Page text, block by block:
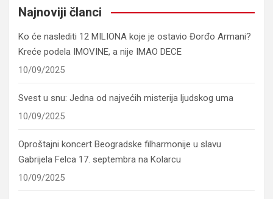
Najnoviji članci
Ko će naslediti 12 MILIONA koje je ostavio Đorđo Armani?
Kreće podela IMOVINE, a nije IMAO DECE
10/09/2025
Svest u snu: Jedna od najvećih misterija ljudskog uma
10/09/2025
Oproštajni koncert Beogradske filharmonije u slavu
Gabrijela Felca 17. septembra na Kolarcu
10/09/2025